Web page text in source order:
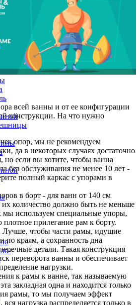
всей ванны и от ее конфигурации
конструкции. На что нужно
опор, мы не рекомендуем
да в некоторых случаях достаточно
но если вы хотите, чтобы ванна
без обслуживания не менее 10 лет -
полный каркас с упорами в
в борт - для ванн от 140 см
количество должно быть не меньше
используем специальные упоры,
прилегание рам к борту.
Лучше, чтобы части рамы, идущие
по краям, а сохранность дна
детали. Такая конструкция
переворота ванны и обеспечивает
нагрузки.
к рамы к ванне, так называемую
закладная одна и находится только
рамы, то мы получаем эффект
нагрузка распределяется только в